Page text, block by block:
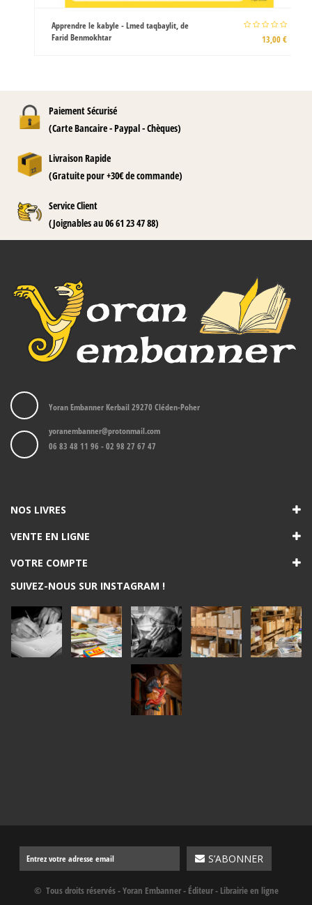
Apprendre le kabyle - Lmed taqbaylit, de
Farid Benmokhtar
13,00 €
Paiement Sécurisé
(Carte Bancaire - Paypal - Chèques)
Livraison Rapide
(Gratuite pour +30€ de commande)
Service Client
(Joignables au 06 61 23 47 88)
Yoran Embanner Kerbail 29270 Cléden-Poher
yoranembanner@protonmail.com
06 83 48 11 96 - 02 98 27 67 47
NOS LIVRES
VENTE EN LIGNE
VOTRE COMPTE
SUIVEZ-NOUS SUR INSTAGRAM !
© Tous droits réservés - Yoran Embanner - Éditeur - Librairie en ligne